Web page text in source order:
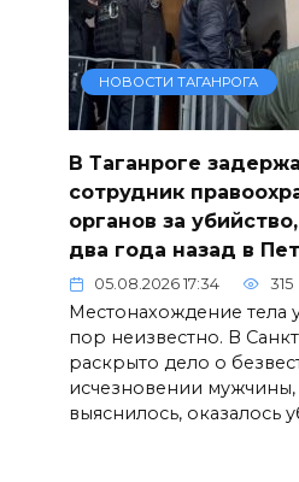
НОВОСТИ ТАГАНРОГА
В Таганроге
сотрудник
органов за
два года назад в
05.08.2026 17:34 315
Местонахождение тела
пор неизвестно. В
раскрыто дело о
исчезновении мужчины,
выяснилось, оказалось